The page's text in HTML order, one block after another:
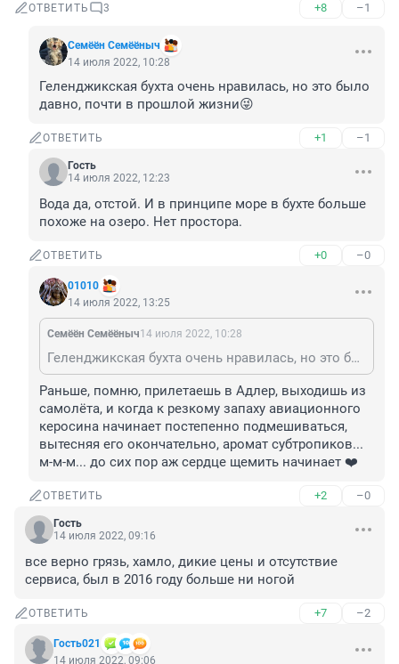
ОТВЕТИТЬ 3 +8 –1
Семёён Семёёныч
14 июля 2022, 10:28
Геленджикская бухта очень нравилась, но это было
давно, почти в прошлой жизни😜
ОТВЕТИТЬ +1 –1
Гость
14 июля 2022, 12:23
Вода да, отстой. И в принципе море в бухте больше
похоже на озеро. Нет простора.
ОТВЕТИТЬ +0 –0
01010
14 июля 2022, 13:25
Семёён Семёёныч14 июля 2022, 10:28
Геленджикская бухта очень нравилась, но это было давно, почти в прошлой жизни😜
Раньше, помню, прилетаешь в Адлер, выходишь из
самолёта, и когда к резкому запаху авиационного
керосина начинает постепенно подмешиваться,
вытесняя его окончательно, аромат субтропиков...
м-м-м... до сих пор аж сердце щемить начинает ❤️
ОТВЕТИТЬ +2 –0
Гость
14 июля 2022, 09:16
все верно грязь, хамло, дикие цены и отсутствие
сервиса, был в 2016 году больше ни ногой
ОТВЕТИТЬ +7 –2
Гость021
14 июля 2022, 09:06